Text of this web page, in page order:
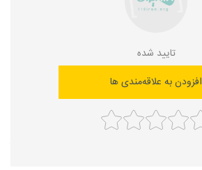
تایید شده
افزودن به علاقه‌مندی ها